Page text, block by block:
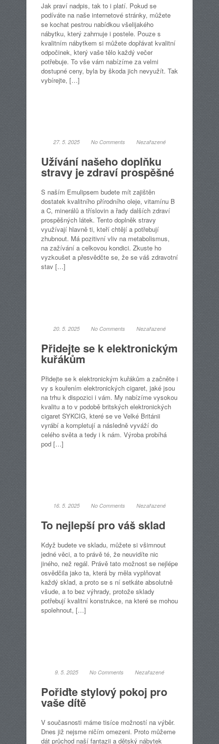
Jak praví nadpis, tak to i platí. Pokud se
podíváte na naše internetové stránky, můžete
se kochat pestrou nabídkou všelijakého
nábytku, který zahrnuje i postele. Pouze s
kvalitním nábytkem si můžete dopřávat kvalitní
odpočinek, který vaše tělo každý večer
potřebuje. To vše vám nabízíme za velmi
dostupné ceny, byla by škoda jich nevyužít. Tak
vybírejte, […]
27. 5. 2025 No Comments Nezařazené
Užívání našeho doplňku
stravy je zdraví prospěšné
S naším Emulipsem budete mít zajištěn
dostatek kvalitního přírodního oleje, vitamínu B
a C, minerálů a tříslovin a řady dalších zdraví
prospěšných látek. Tento doplněk stravy
využívají hlavně ti, kteří chtějí a potřebují
zhubnout. Má pozitivní vliv na metabolismus,
na zažívání a celkovou kondici. Zkuste ho
vyzkoušet a přesvědčte se, že se váš zdravotní
stav […]
20. 5. 2025 No Comments Nezařazené
Přidejte se k elektronickým
kuřákům
Přidejte se k elektronickým kuřákům a začněte i
vy s kouřením elektronických cigaret, jaké jsou
na trhu k dispozici i vám. My nabízíme vysokou
kvalitu a to v podobě britských elektronických
cigaret SYKCIG, které se ve Velké Británii
vyrábí a kompletují a následně vyváží do
celého světa a tedy i k nám. Výroba probíhá
pod […]
16. 5. 2025 No Comments Nezařazené
To nejlepší pro váš sklad
Když budete ve skladu, můžete si všimnout
jedné věci, a to právě té, že neuvidíte nic
jiného, než regál. Právě tato možnost se nejlépe
osvědčila jako ta, která by měla vyplňovat
každý sklad, a proto se s ní setkáte absolutně
všude, a to bez výhrady, protože sklady
potřebují kvalitní konstrukce, na které se mohou
spolehnout, […]
9. 5. 2025 No Comments Nezařazené
Pořiďte stylový pokoj pro
vaše dítě
V současnosti máme tisíce možností na výběr.
Dnes již nejsme ničím omezeni. Proto můžeme
dát průchod naší fantazii a dětský nábytek